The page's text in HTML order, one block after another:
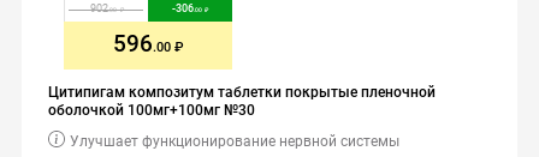
Цитипигам композитум таблетки покрытые пленочной
оболочкой 100мг+100мг №30
Улучшает функционирование нервной системы
902.00 -306.00
596.00